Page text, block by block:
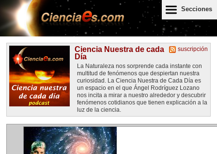
Secciones
suscripción
Ciencia Nuestra de cada
Día
La Naturaleza nos sorprende cada instante con
multitud de fenómenos que despiertan nuestra
curiosidad. La Ciencia Nuestra de Cada Día es
un espacio en el que Ángel Rodríguez Lozano
nos incita a mirar a nuestro alrededor y descubrir
fenómenos cotidianos que tienen explicación a la
luz de la ciencia.